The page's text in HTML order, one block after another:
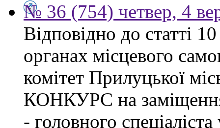
№ 36 (754) четвер, 4
Відповідно до статті
органах місцевого
комітет Прилуцької
КОНКУРС на
- головного